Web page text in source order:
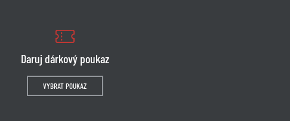
Daruj dárkový poukaz
VYBRAT POUKAZ